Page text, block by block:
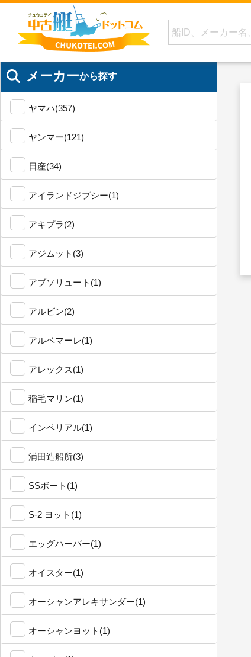
メーカーから探す
ヤマハ(357)
ヤンマー(121)
日産(34)
アイランドジプシー(1)
アキプラ(2)
アジムット(3)
アブソリュート(1)
アルビン(2)
アルベマーレ(1)
アレックス(1)
稲毛マリン(1)
インペリアル(1)
浦田造船所(3)
SSボート(1)
S-2 ヨット(1)
エッグハーバー(1)
オイスター(1)
オーシャンアレキサンダー(1)
オーシャンヨット(1)